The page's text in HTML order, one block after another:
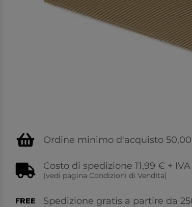
Ordine minimo d'acquisto
Costo di spedizione 11,99 € + IVA
(vedi pagina Condizioni di Vendita)
Spedizione gratis a partire da